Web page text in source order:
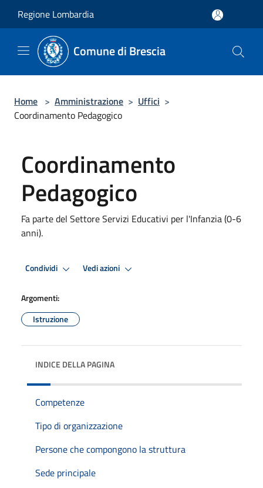
Regione Lombardia
Comune di Brescia
Home > Amministrazione > Uffici >
Coordinamento Pedagogico
Coordinamento
Pedagogico
Fa parte del Settore Servizi Educativi per l'Infanzia (0-6
anni).
Condividi Vedi azioni
Argomenti:
Istruzione
INDICE DELLA PAGINA
Competenze
Tipo di organizzazione
Persone che compongono la struttura
Sede principale